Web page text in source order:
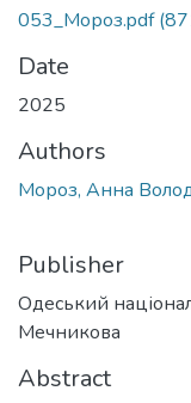
053_Мороз.pdf
Date
2025
Authors
Мороз, Анна
Publisher
Одеський
Мечникова
Abstract